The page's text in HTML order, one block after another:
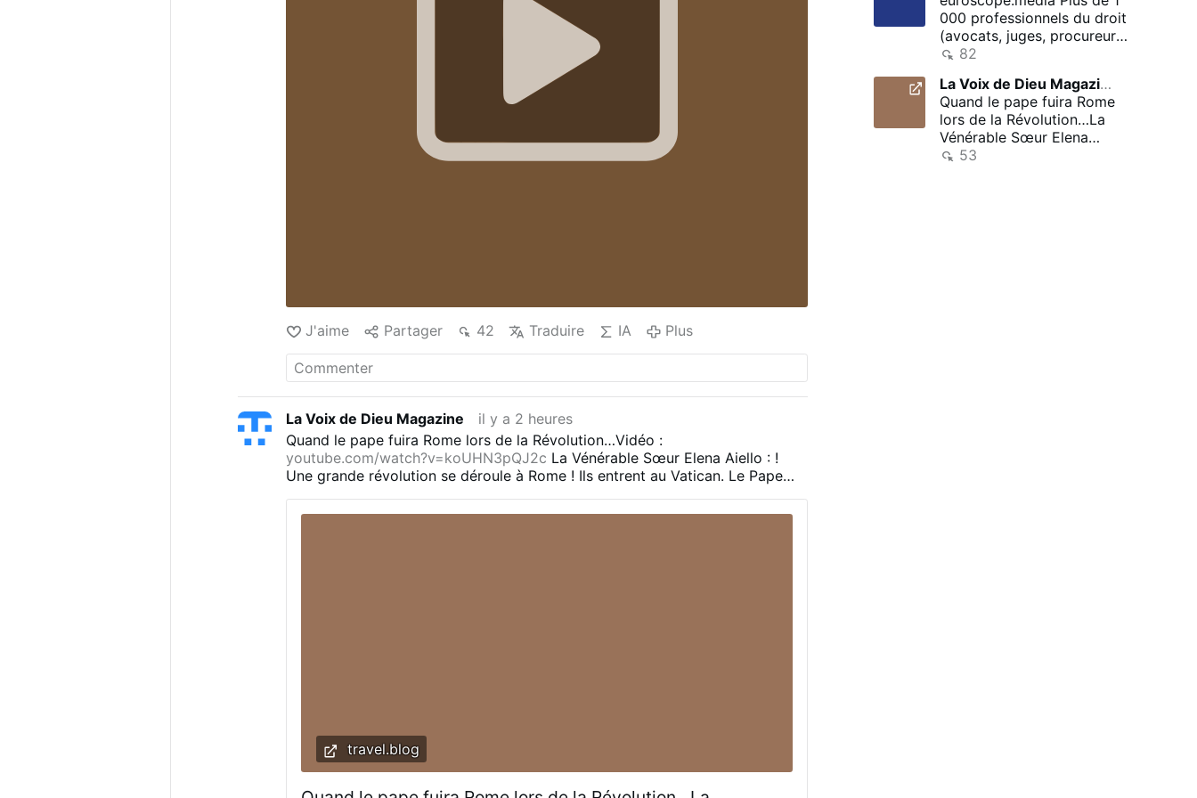
J'aime Partager 42 Traduire IA Plus
La Voix de Dieu Magazine
il y a 2 heures
Quand le pape fuira Rome lors de la Révolution…Vidéo :
youtube.com/watch?v=koUHN3pQJ2c La Vénérable Sœur Elena Aiello : !
Une grande révolution se déroule à Rome ! Ils entrent au Vatican. Le Pape
frappent jusqu’à le faire tomber. Ils le lient. Oh mon Dieu ! Oh mon Dieu ! Ils
travel.blog
000 professionnels du droit
(avocats, juges, procureurs
et autres juristes …
82
La Voix de Dieu Magazine
Quand le pape fuira Rome
lors de la Révolution…La
Vénérable Sœur Elena
Aiello : ! Une grande
53